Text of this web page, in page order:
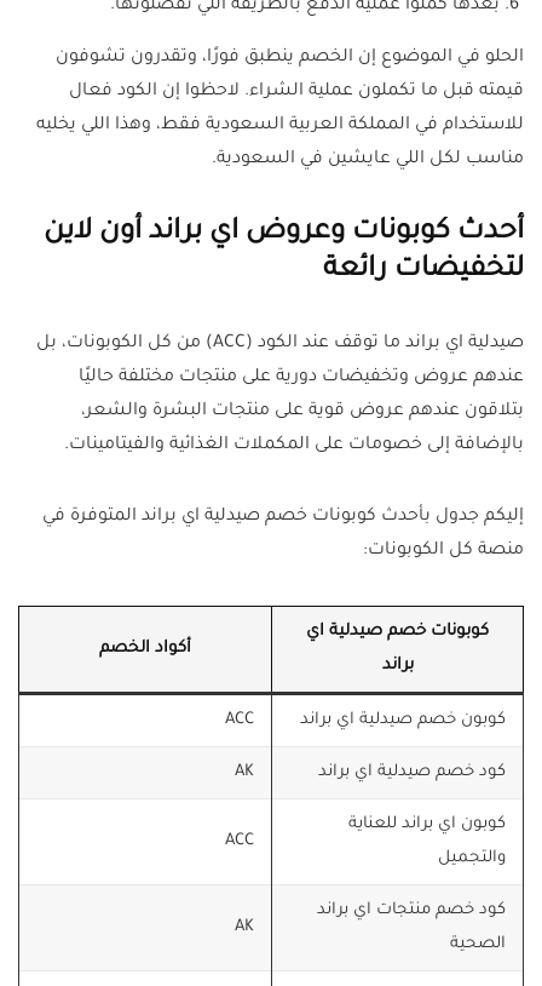
بعدها كملوا عملية الدفع بالطريقة اللي تفضلونها.
الحلو في الموضوع إن الخصم ينطبق فورًا، وتقدرون تشوفون
قيمته قبل ما تكملون عملية الشراء. لاحظوا إن الكود فعال
للاستخدام في المملكة العربية السعودية فقط، وهذا اللي يخليه
مناسب لكل اللي عايشين في السعودية.
أحدث كوبونات وعروض اي براند أون لاين
لتخفيضات رائعة
صيدلية اي براند ما توقف عند الكود (ACC) من كل الكوبونات، بل
عندهم عروض وتخفيضات دورية على منتجات مختلفة حاليًا
بتلاقون عندهم عروض قوية على منتجات البشرة والشعر،
بالإضافة إلى خصومات على المكملات الغذائية والفيتامينات.
إليكم جدول بأحدث كوبونات خصم صيدلية اي براند المتوفرة في
منصة كل الكوبونات:
كوبونات خصم صيدلية اي
براند
أكواد الخصم
كوبون خصم صيدلية اي براند ACC
كود خصم صيدلية اي براند AK
كوبون اي براند للعناية
والتجميل
ACC
كود خصم منتجات اي براند
الصحية
AK